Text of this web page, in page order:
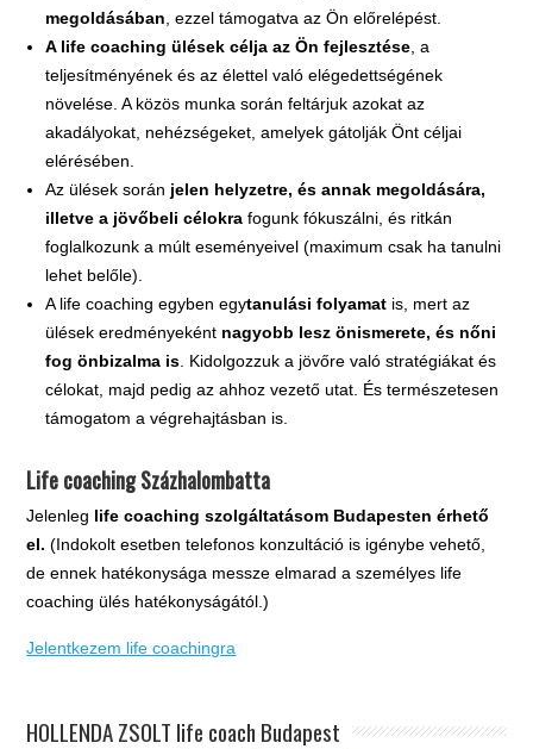
megoldásában , ezzel támogatva az Ön előrelépést.
A life coaching ülések célja az Ön fejlesztése , a
teljesítményének és az élettel való elégedettségének
növelése. A közös munka során feltárjuk azokat az
akadályokat, nehézségeket, amelyek gátolják Önt céljai
elérésében.
Az ülések során jelen helyzetre, és annak megoldására,
illetve a jövőbeli célokra fogunk fókuszálni, és ritkán
foglalkozunk a múlt eseményeivel (maximum csak ha tanulni
lehet belőle).
A life coaching egyben egytanulási folyamat is, mert az
ülések eredményeként nagyobb lesz önismerete, és nőni
fog önbizalma is . Kidolgozzuk a jövőre való stratégiákat és
célokat, majd pedig az ahhoz vezető utat. És természetesen
támogatom a végrehajtásban is.
Life coaching Százhalombatta
Jelenleg life coaching szolgáltatásom Budapesten érhető
el.(Indokolt esetben telefonos konzultáció is igénybe vehető,
de ennek hatékonysága messze elmarad a személyes life
coaching ülés hatékonyságától.)
Jelentkezem life coachingra
HOLLENDA ZSOLT life coach Budapest